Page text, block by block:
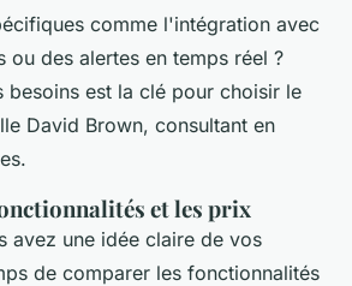
comme l'intégration avec
ou des alertes en temps réel ?
besoins est la clé pour choisir le
David Brown, consultant en
et les prix
avez une idée claire de vos
de comparer les fonctionnalités